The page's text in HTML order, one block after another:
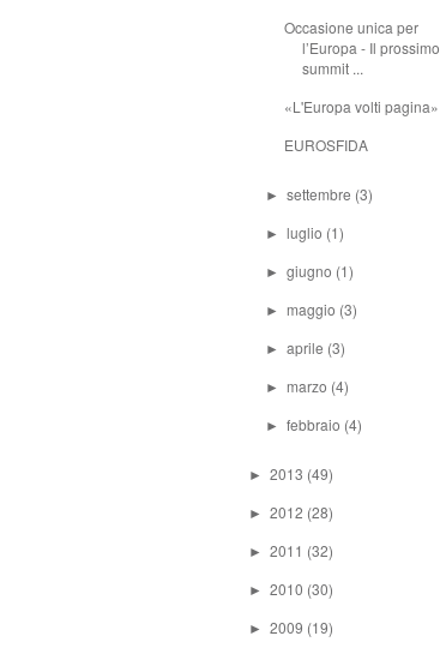
Occasione unica per
l’Europa - Il prossimo
summit ...
«L'Europa volti pagina»
EUROSFIDA
►settembre (3)
► luglio (1)
►giugno (1)
► maggio (3)
►aprile (3)
► marzo (4)
►febbraio (4)
► 2013 (49)
► 2012 (28)
► 2011 (32)
► 2010 (30)
► 2009 (19)